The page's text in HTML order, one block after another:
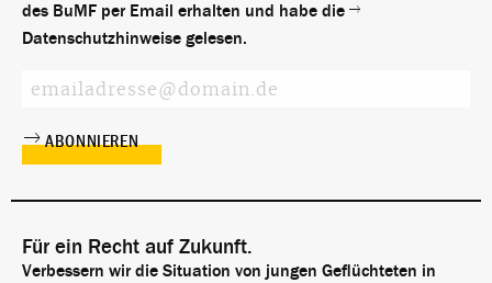
des BuMF per Email erhalten und habe die
Datenschutzhinweise gelesen.
Für ein Recht auf Zukunft.
Verbessern wir die Situation von jungen Geflüchteten in